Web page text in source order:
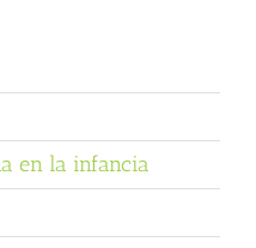
en la infancia